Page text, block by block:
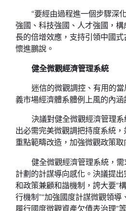
“要經由過程進一個步驟深
強國、科技強國、人才強國，
長的倍增效應，支持引領中國
懷進鵬說。
健全微觀經濟管理系統
迷信的微觀調控、有用的
義市場經濟體系體例上風的內涵
決議對健全微觀經濟管理
出必需完美微觀調把持度系統
重點範疇改造，加強微觀政策取
健全微觀經濟管理系統，
計劃的計謀導向感化。決議提
和政策兼顧和諧機制，誇大要“
行機制”“加強國度計謀微觀領導
履行國度微觀資產欠債表治理”